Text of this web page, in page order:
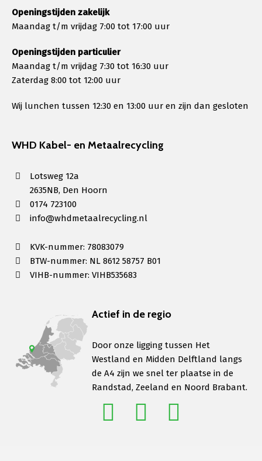
Openingstijden zakelijk
Maandag t/m vrijdag 7:00 tot 17:00 uur
Openingstijden particulier
Maandag t/m vrijdag 7:30 tot 16:30 uur
Zaterdag 8:00 tot 12:00 uur
Wij lunchen tussen 12:30 en 13:00 uur en zijn dan gesloten
WHD Kabel- en Metaalrecycling
Lotsweg 12a
2635NB, Den Hoorn
0174 723100
info@whdmetaalrecycling.nl
KVK-nummer: 78083079
BTW-nummer: NL 8612 58757 B01
VIHB-nummer: VIHB535683
Actief in de regio
Door onze ligging tussen Het
Westland en Midden Delftland langs
de A4 zijn we snel ter plaatse in de
Randstad, Zeeland en Noord Brabant.